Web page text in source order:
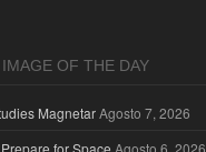
IMAGE OF THE DAY
MagnetarAgosto 7, 2026
for Space Agosto 6, 2026